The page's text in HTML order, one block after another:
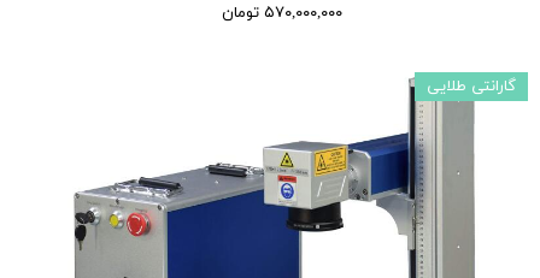
۵۷۰,۰۰۰,۰۰۰ تومان
گارانتی طلایی